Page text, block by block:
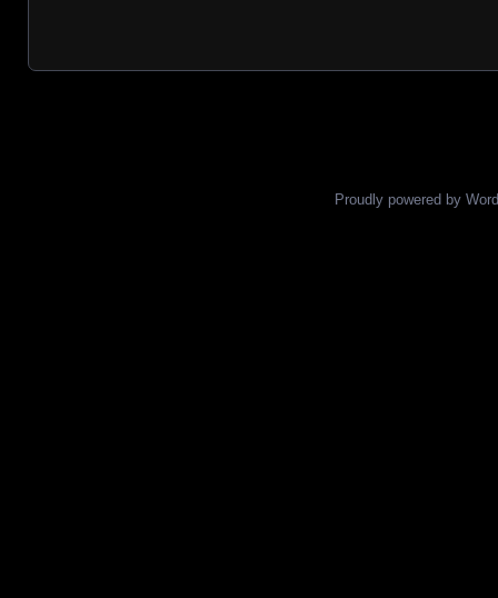
Proudly powered by